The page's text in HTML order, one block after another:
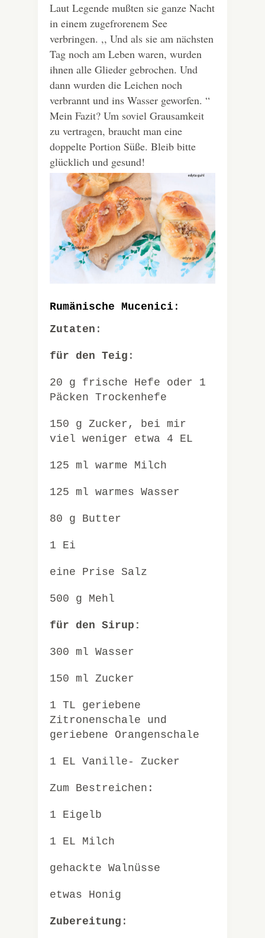
Laut Legende mußten sie ganze Nacht
in einem zugefrorenem See
verbringen. ,, Und als sie am nächsten
Tag noch am Leben waren, wurden
ihnen alle Glieder gebrochen. Und
dann wurden die Leichen noch
verbrannt und ins Wasser geworfen. “
Mein Fazit? Um soviel Grausamkeit
zu vertragen, braucht man eine
doppelte Portion Süße. Bleib bitte
glücklich und gesund!
Rumänische Mucenici :
Zutaten :
für den Teig :
20 g frische Hefe oder 1
Päcken Trockenhefe
150 g Zucker, bei mir
viel weniger etwa 4 EL
125 ml warme Milch
125 ml warmes Wasser
80 g Butter
1 Ei
eine Prise Salz
500 g Mehl
für den Sirup:
300 ml Wasser
150 ml Zucker
1 TL geriebene
Zitronenschale und
geriebene Orangenschale
1 EL Vanille- Zucker
Zum Bestreichen:
1 Eigelb
1 EL Milch
gehackte Walnüsse
etwas Honig
Zubereitung :